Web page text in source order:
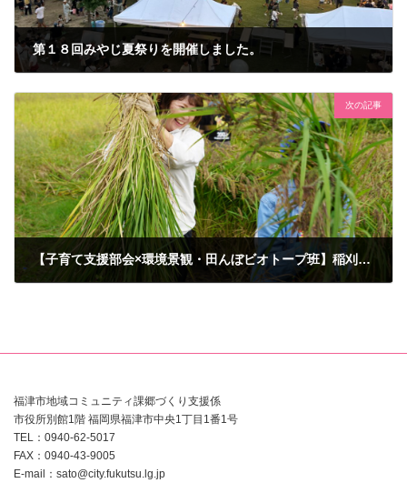
第１８回みやじ夏祭りを開催しました。
次の記事
【子育て支援部会×環境景観・田んぼビオトープ班】稲刈り体験＆掛け稲干し教室を実施しました。
福津市地域コミュニティ課郷づくり支援係
市役所別館1階 福岡県福津市中央1丁目1番1号
TEL：0940-62-5017
FAX：0940-43-9005
E-mail：sato@city.fukutsu.lg.jp